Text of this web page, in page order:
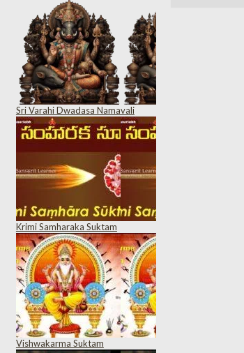
Sri Varahi Dwadasa Namavali
Krimi Samharaka Suktam
Vishwakarma Suktam